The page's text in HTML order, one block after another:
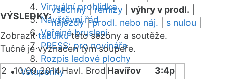
Virtuální prohlídka
Návštěvní řád
Veřejné bruslení
PRESS: pro novináře
Rozpis ledové plochy
Vstupenky
VÝSLEDKY:
všechny|remízy výhry v prodl.
nájezdy|prodl. nebo náj. s nulou
Zobrazittabulkutéto sezóny a soutěže.
Tučně je vyznačen tým soupeře.
2 10.09.2014Havl. Brod Havířov
3:4p